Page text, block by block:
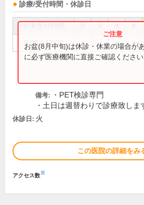
診療/受付時間・休診日
9:00～17:00 ● ● ●
お盆(8月中旬)は休診・休業の場合が
に必ず医療機関に直接ご確認ください
備考:
・PET検診専門
・土日は週替わりで診療致しま
休診日: 火
この医院の詳細をみ
アクセス数※